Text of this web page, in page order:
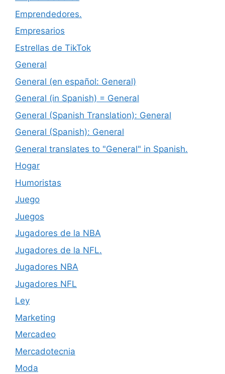
Emprendedores.
Empresarios
Estrellas de TikTok
General
General (en español: General)
General (in Spanish) = General
General (Spanish Translation): General
General (Spanish): General
General translates to "General" in Spanish.
Hogar
Humoristas
Juego
Juegos
Jugadores de la NBA
Jugadores de la NFL.
Jugadores NBA
Jugadores NFL
Ley
Marketing
Mercadeo
Mercadotecnia
Moda